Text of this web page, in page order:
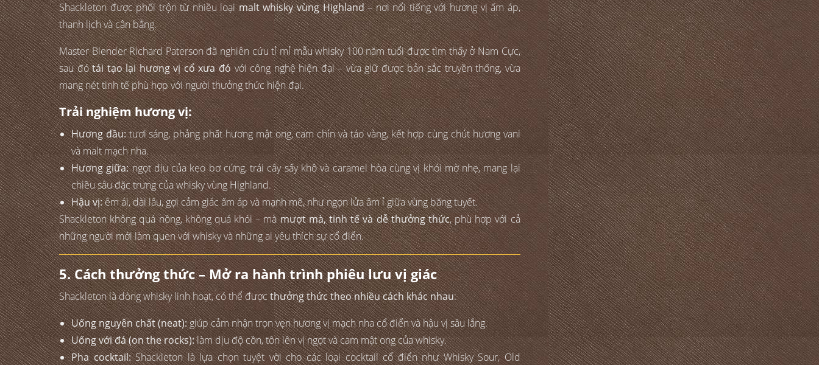
Shackleton được phối trộn từ nhiều loạimalt whisky vùng Highland– nơi nổi tiếng với hương vị ấm áp,
thanh lịch và cân bằng.
Master Blender Richard Paterson đã nghiên cứu tỉ mỉ mẫu whisky 100 năm tuổi được tìm thấy ở Nam Cực,
sau đótái tạo lại hương vị cổ xưa đóvới công nghệ hiện đại – vừa giữ được bản sắc truyền thống, vừa
mang nét tinh tế phù hợp với người thưởng thức hiện đại.
Trải nghiệm hương vị:
Hương đầu:tươi sáng, phảng phất hương mật ong, cam chín và táo vàng, kết hợp cùng chút hương vani
và malt mạch nha.
Hương giữa:ngọt dịu của kẹo bơ cứng, trái cây sấy khô và caramel hòa cùng vị khói mờ nhẹ, mang lại
chiều sâu đặc trưng của whisky vùng Highland.
Hậu vị:êm ái, dài lâu, gợi cảm giác ấm áp và mạnh mẽ, như ngọn lửa âm ỉ giữa vùng băng tuyết.
Shackleton không quá nồng, không quá khói – màmượt mà, tinh tế và dễ thưởng thức, phù hợp với cả
những người mới làm quen với whisky và những ai yêu thích sự cổ điển.
5. Cách thưởng thức – Mở ra hành trình phiêu lưu vị giác
Shackleton là dòng whisky linh hoạt, có thể đượcthưởng thức theo nhiều cách khác nhau:
Uống nguyên chất (neat):giúp cảm nhận trọn vẹn hương vị mạch nha cổ điển và hậu vị sâu lắng.
Uống với đá (on the rocks):làm dịu độ cồn, tôn lên vị ngọt và cam mật ong của whisky.
Pha cocktail:Shackleton là lựa chọn tuyệt vời cho các loại cocktail cổ điển như Whisky Sour, Old